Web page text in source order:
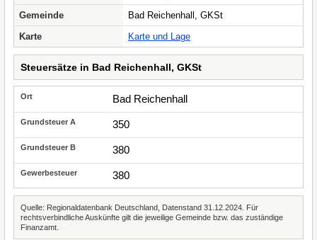
Gemeinde
Bad Reichenhall, GKSt
Karte
Karte und Lage
Steuersätze in Bad Reichenhall, GKSt
Bad Reichenhall
350
380
380
Quelle: Regionaldatenbank Deutschland, Datenstand 31.12.2024. Für
rechtsverbindliche Auskünfte gilt die jeweilige Gemeinde bzw. das zuständige
Finanzamt.